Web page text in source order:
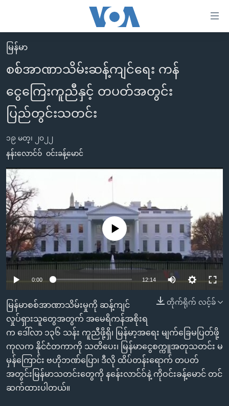
လွယ်ကူ
စေ
Link
များ
ပင်မ
အကြောင်းအရာ
ကျော်
ကြည့်
ရန်
ပင်မ
အ
ညွန်း
စာမျက်နှာ
ကြည့်
ရန်
ရှာဖွေ
နေရာ
သို့
မူလစာမျက်နှာ
မြန်မာ
ကမ္ဘာ့သတင်းများ
နိုင်ငံတကာ
တရုတ်
ဗွီဒီယို
ရပ်ဝန်းတခု လမ်းတခု အလွန်
အမေရိကန်သုံးအီဒီယံ
မကြေးမုံရဲ့ အင်္ဂလိပ်စာ
ရုပ်ရှင်ထဲက အင်္ဂလိပ်စာ
သုတပဒေသာ အင်္ဂလိပ်စာ
အပတ်စဉ်ကဏ္ဍများ
ရေဒီယို
တီဗွီ
ရေဒီယိုနှင့်ရုပ်သံ အချက်အလက်များ
ရေဒီယို/တီဗွီအစီအစဉ်
Learning English
ဘာသာစကားများ
မြန်မာ
စစ်အာဏာသိမ်းဆန့်ကျင်ရေး ကန်
ငွေကြေးကူညီနှင့် တပတ်အတွင်း
ပြည်တွင်းသတင်း
၁၉ မတ္၊ ၂၀၂၂
နန်းလောင်ဝ် ဝင်းခန့်မောင်
No media source currently available
0:00 12:14
တိုက်ရိုက် လင့်ခ်
မြန်မာစစ်အာဏာသိမ်းမှုကို ဆန့်ကျင်
လှုပ်ရှားသူတွေအတွက် အမေရိကန်အစိုးရ
က ဒေါ်လာ ၁၃၆ သန်း ကူညီဖို့ရှိ၊ မြန်မာ့အရေး မျက်ခြေမပြတ်ဖို့
ကုလက နိုင်ငံတကာကို သတိပေး၊ မြန်မာငွေစက္ကူအတုသတင်း မ
မှန်ကြောင်း ဗဟိုဘဏ်ပြော၊ ဒီလို ထိပ်တန်းရောက် တပတ်
အတွင်းမြန်မာသတင်းတွေကို နန်ေးလာင်ဝ်နဲ့ ကိုဝင်းခန့်မောင် တင်
ဆက်ထားပါတယ်။